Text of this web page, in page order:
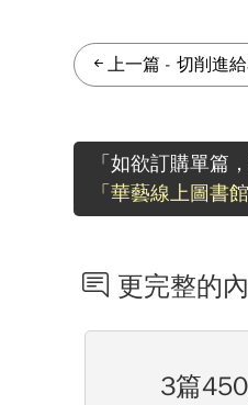
上一篇 -切削進
「如欲訂購單篇
「華藝線上圖書館
更完整的
3篇